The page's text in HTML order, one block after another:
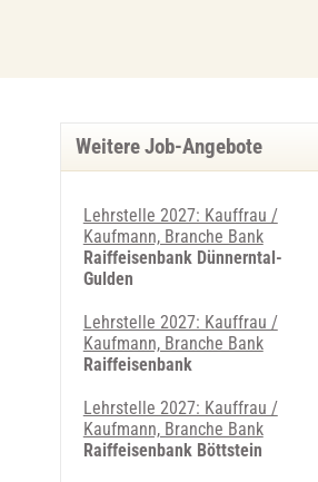
Weitere Job-Angebote
Lehrstelle 2027: Kauffrau /
Kaufmann, Branche Bank
Raiffeisenbank Dünnerntal-
Gulden
Lehrstelle 2027: Kauffrau /
Kaufmann, Branche Bank
Raiffeisenbank
Lehrstelle 2027: Kauffrau /
Kaufmann, Branche Bank
Raiffeisenbank Böttstein